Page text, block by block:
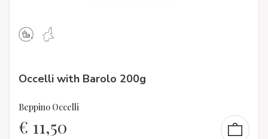
Occelli with Barolo 200g
Beppino Occelli
€ 11,50